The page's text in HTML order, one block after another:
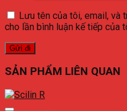
Lưu tên của tôi, email, và
cho lần bình luận kế tiếp của
SẢN PHẨM LIÊN QUAN